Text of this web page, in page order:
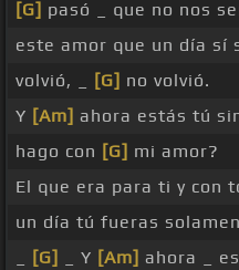
[G] pasó _ que no nos
este amor que un día sí
volvió, _
[G] no volvió.
Y [Am] ahora estás tú
hago con [G] mi amor?
El que era para ti y con
un día tú fueras
[G] _ Y [Am] ahora _